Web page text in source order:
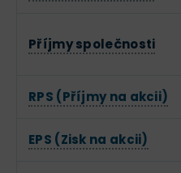
Příjmy společnosti
RPS (Příjmy na akcii)
EPS (Zisk na akcii)